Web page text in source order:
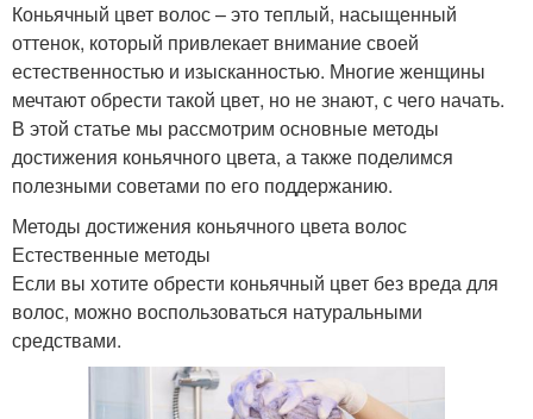
Коньячный цвет волос – это теплый, насыщенный
оттенок, который привлекает внимание своей
естественностью и изысканностью. Многие женщины
мечтают обрести такой цвет, но не знают, с чего начать.
В этой статье мы рассмотрим основные методы
достижения коньячного цвета, а также поделимся
полезными советами по его поддержанию.
Методы достижения коньячного цвета волос
Естественные методы
Если вы хотите обрести коньячный цвет без вреда для
волос, можно воспользоваться натуральными
средствами.